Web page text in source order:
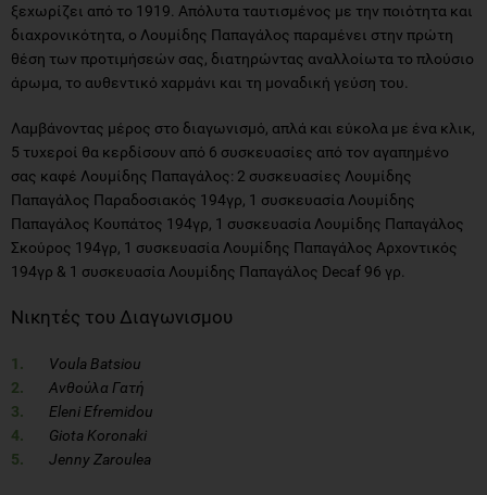
ξεχωρίζει από το 1919. Απόλυτα ταυτισμένος με την ποιότητα και
διαχρονικότητα, ο Λουμίδης Παπαγάλος παραμένει στην πρώτη
θέση των προτιμήσεών σας, διατηρώντας αναλλοίωτα το πλούσιο
άρωμα, το αυθεντικό χαρμάνι και τη μοναδική γεύση του.
Λαμβάνοντας μέρος στο διαγωνισμό, απλά και εύκολα με ένα κλικ,
5 τυχεροί θα κερδίσουν από 6 συσκευασίες από τον αγαπημένο
σας καφέ Λουμίδης Παπαγάλος: 2 συσκευασίες Λουμίδης
Παπαγάλος Παραδοσιακός 194γρ, 1 συσκευασία Λουμίδης
Παπαγάλος Κουπάτος 194γρ, 1 συσκευασία Λουμίδης Παπαγάλος
Σκούρος 194γρ, 1 συσκευασία Λουμίδης Παπαγάλος Αρχοντικός
194γρ & 1 συσκευασία Λουμίδης Παπαγάλος Decaf 96 γρ.
Νικητές του Διαγωνισμου
Voula Batsiou
Ανθούλα Γατή
Eleni Efremidou
Giota Koronaki
Jenny Zaroulea